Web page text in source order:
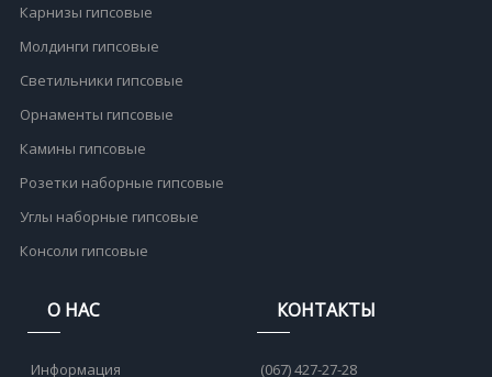
Карнизы гипсовые
Молдинги гипсовые
Светильники гипсовые
Орнаменты гипсовые
Камины гипсовые
Розетки наборные гипсовые
Углы наборные гипсовые
Консоли гипсовые
О НАС
Информация
КОНТАКТЫ
(067) 427-27-28